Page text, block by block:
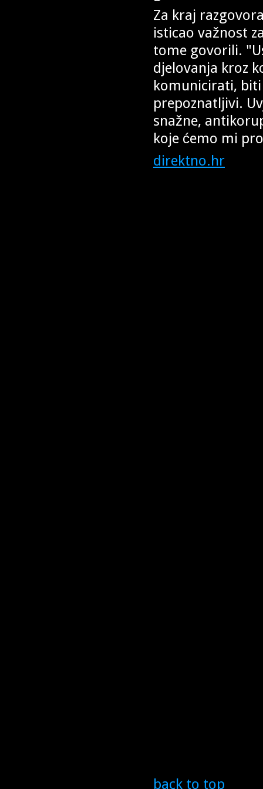
Za kraj
isticao važnost
tome govorili.
djelovanja kroz
komunicirati,
prepoznatljivi.
snažne,
koje ćemo mi
direktno.hr
back to top